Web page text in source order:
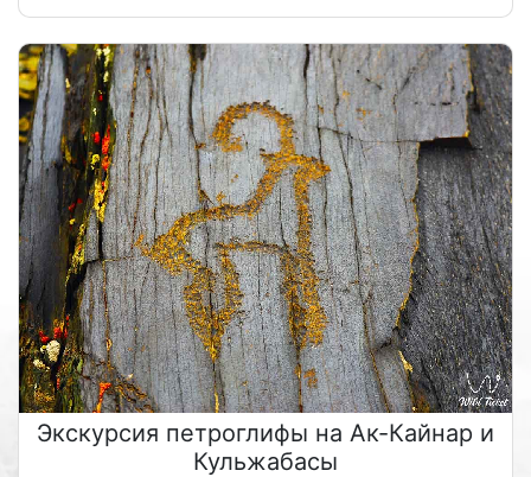
Экскурсия петроглифы на Ак-Кайнар и
Кульжабасы